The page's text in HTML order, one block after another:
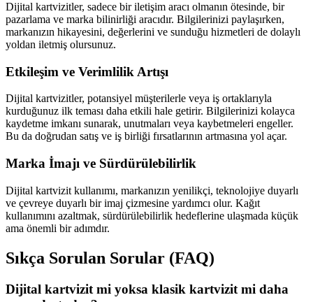
Dijital kartvizitler, sadece bir iletişim aracı olmanın ötesinde, bir
pazarlama ve marka bilinirliği aracıdır. Bilgilerinizi paylaşırken,
markanızın hikayesini, değerlerini ve sunduğu hizmetleri de dolaylı
yoldan iletmiş olursunuz.
Etkileşim ve Verimlilik Artışı
Dijital kartvizitler, potansiyel müşterilerle veya iş ortaklarıyla
kurduğunuz ilk teması daha etkili hale getirir. Bilgilerinizi kolayca
kaydetme imkanı sunarak, unutmaları veya kaybetmeleri engeller.
Bu da doğrudan satış ve iş birliği fırsatlarının artmasına yol açar.
Marka İmajı ve Sürdürülebilirlik
Dijital kartvizit kullanımı, markanızın yenilikçi, teknolojiye duyarlı
ve çevreye duyarlı bir imaj çizmesine yardımcı olur. Kağıt
kullanımını azaltmak, sürdürülebilirlik hedeflerine ulaşmada küçük
ama önemli bir adımdır.
Sıkça Sorulan Sorular (FAQ)
Dijital kartvizit mi yoksa klasik kartvizit mi daha